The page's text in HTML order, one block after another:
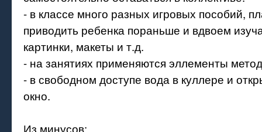
- в классе много разных игровых пособий,
приводить ребенка пораньше и вдвоем
картинки, макеты и т.д.
- на занятиях применяются эллементы
- в свободном доступе вода в куллере и
окно.
Из минусов: